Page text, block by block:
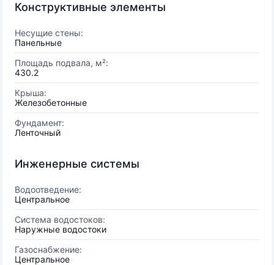
Конструктивные элементы
Несущие стены:
Панельные
Площадь подвала, м²:
430.2
Крыша:
Железобетонные
Фундамент:
Ленточный
Инженерные системы
Водоотведение:
Центральное
Система водостоков:
Наружные водостоки
Газоснабжение:
Центральное